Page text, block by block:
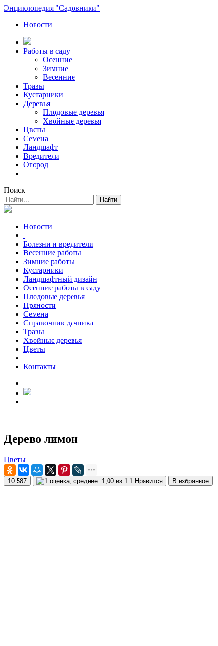
Энциклопедия "Садовники"
Новости
Работы в саду
Осенние
Зимние
Весенние
Травы
Кустарники
Деревья
Плодовые деревья
Хвойные деревья
Цветы
Семена
Ландшафт
Вредители
Огород
Поиск
Новости
Болезни и вредители
Весенние работы
Зимние работы
Кустарники
Ландшафтный дизайн
Осенние работы в саду
Плодовые деревья
Пряности
Семена
Справочник дачника
Травы
Хвойные деревья
Цветы
Контакты
Дерево лимон
Цветы
10 587 1 Нравится В избранное